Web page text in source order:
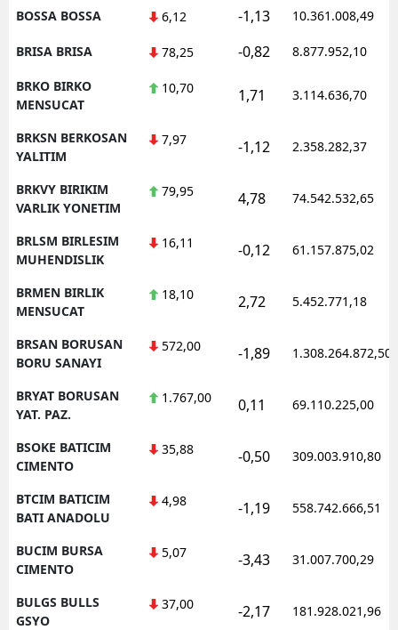
BOSSA BOSSA 6,12 -1,13 10.361.008,49
BRISA BRISA 78,25 -0,82 8.877.952,10
BRKO BIRKO
MENSUCAT
10,70 1,71 3.114.636,70
BRKSN BERKOSAN
YALITIM
7,97 -1,12 2.358.282,37
BRKVY BIRIKIM
VARLIK YONETIM
79,95 4,78 74.542.532,65
BRLSM BIRLESIM
MUHENDISLIK
16,11 -0,12 61.157.875,02
BRMEN BIRLIK
MENSUCAT
18,10 2,72 5.452.771,18
BRSAN BORUSAN
BORU SANAYI
572,00 -1,89 1.308.264.872,50
BRYAT BORUSAN
YAT. PAZ.
1.767,00 0,11 69.110.225,00
BSOKE BATICIM
CIMENTO
35,88 -0,50 309.003.910,80
BTCIM BATICIM
BATI ANADOLU
4,98 -1,19 558.742.666,51
BUCIM BURSA
CIMENTO
5,07 -3,43 31.007.700,29
BULGS BULLS
GSYO
37,00 -2,17 181.928.021,96